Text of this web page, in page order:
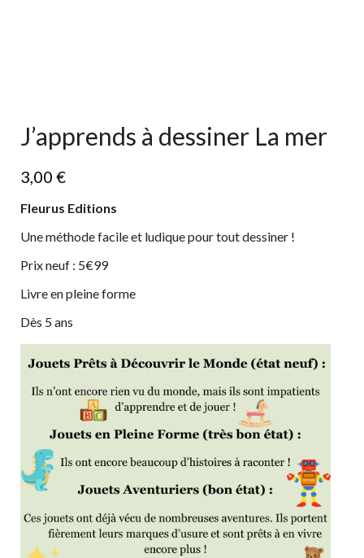
J’apprends à dessiner La mer
3,00 €
Fleurus Editions
Une méthode facile et ludique pour tout dessiner !
Prix neuf : 5€99
Livre en pleine forme
Dès 5 ans